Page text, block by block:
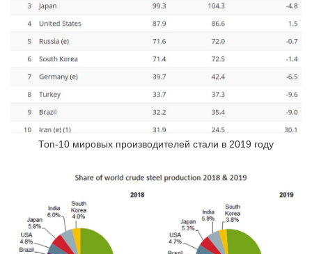
Топ-10 мировых производителей стали в 2019 году